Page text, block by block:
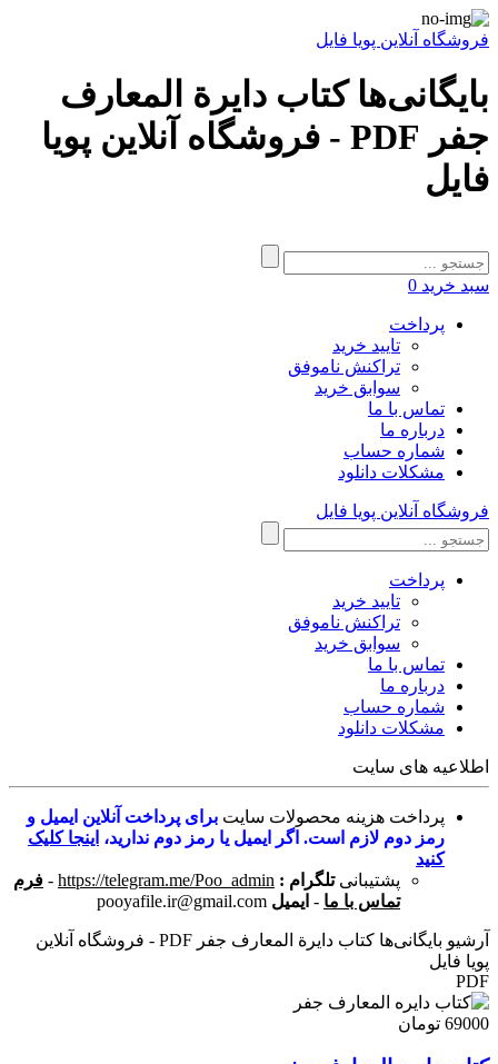
فروشگاه آنلاین پویا فایل
بایگانی‌ها کتاب دایرة المعارف
جفر PDF - فروشگاه آنلاین پویا
فایل
سبد خرید 0
پرداخت
تایید خرید
تراکنش ناموفق
سوابق خرید
تماس با ما
درباره ما
شماره حساب
مشکلات دانلود
فروشگاه آنلاین پویا فایل
پرداخت
تایید خرید
تراکنش ناموفق
سوابق خرید
تماس با ما
درباره ما
شماره حساب
مشکلات دانلود
اطلاعیه های سایت
پرداخت هزینه محصولات سایت برای پرداخت آنلاین ایمیل و
رمز دوم لازم است. اگر ایمیل یا رمز دوم ندارید، اینجا کلیک
کنید
پشتیبانی تلگرام : https://telegram.me/Poo_admin
- فرم
تماس با ما - ایمیل pooyafile.ir@gmail.com
آرشیو بایگانی‌ها کتاب دایرة المعارف جفر PDF - فروشگاه آنلاین
پویا فایل
PDF
69000 تومان